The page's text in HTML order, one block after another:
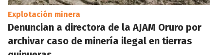
Explotación minera
Denuncian a directora de la AJAM Oruro por
archivar caso de minería ilegal en tierras